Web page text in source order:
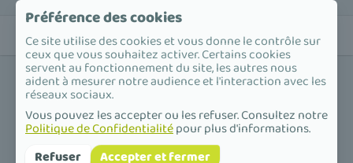
Accueil /Compacteur de déchets /Hauts-de-France / Oise /Creil
Préférence des cookies
Ce site utilise des cookies et vous donne le contrôle sur
ceux que vous souhaitez activer. Certains cookies
servent au fonctionnement du site, les autres nous
aident à mesurer notre audience et l'interaction avec les
réseaux sociaux.
Vous pouvez les accepter ou les refuser. Consultez notre
Politique de Confidentialitépour plus d'informations.
Refuser
Accepter et fermer